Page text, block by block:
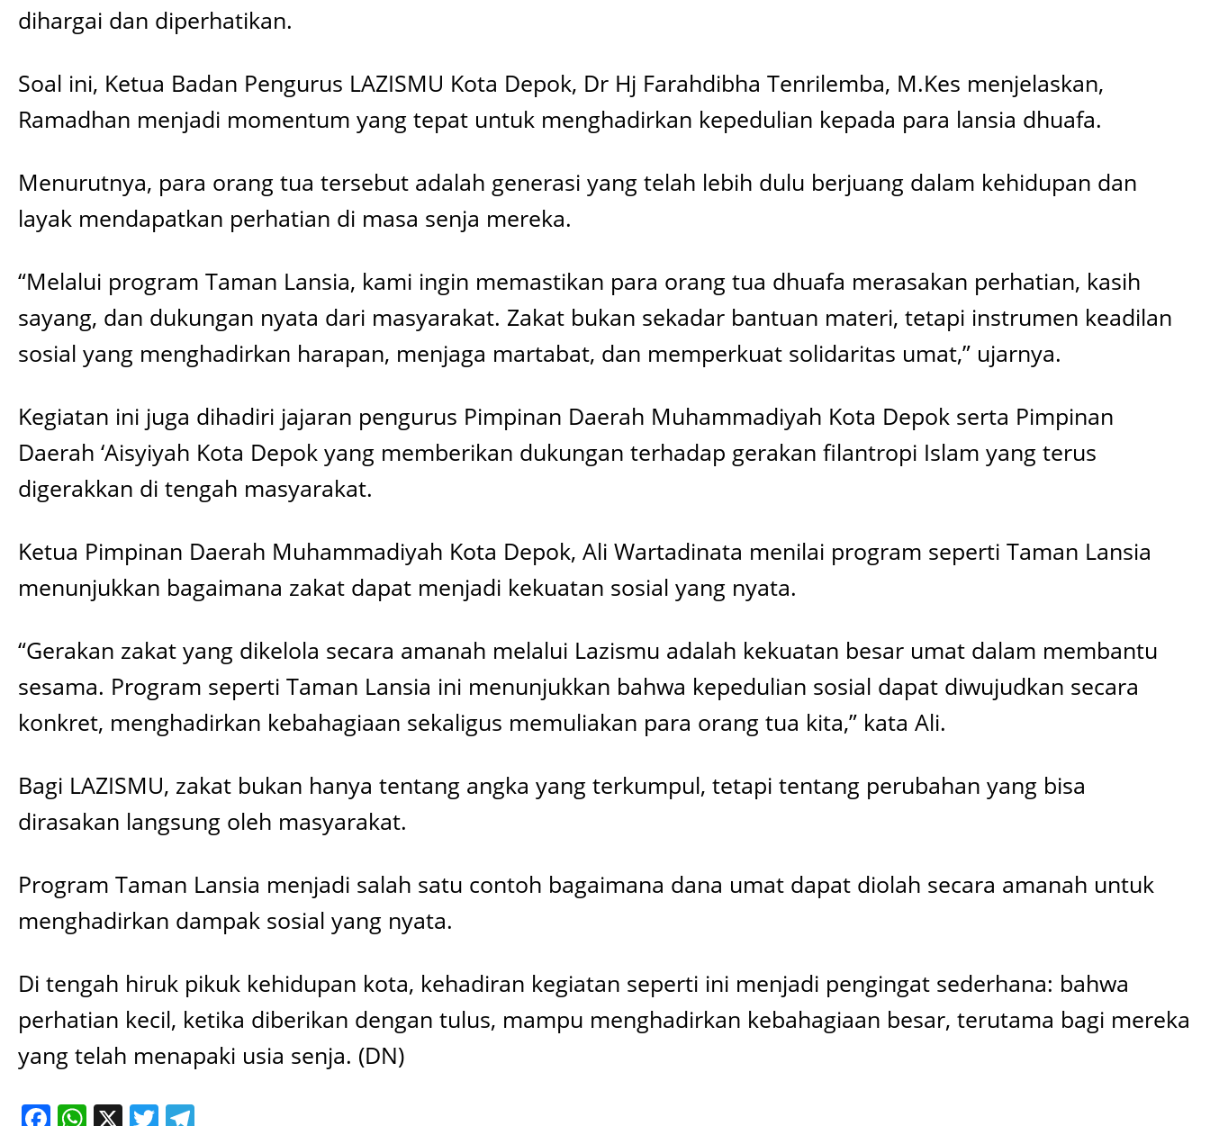
dihargai dan diperhatikan.
Soal ini, Ketua Badan Pengurus LAZISMU Kota Depok, Dr Hj Farahdibha Tenrilemba, M.Kes menjelaskan,
Ramadhan menjadi momentum yang tepat untuk menghadirkan kepedulian kepada para lansia dhuafa.
Menurutnya, para orang tua tersebut adalah generasi yang telah lebih dulu berjuang dalam kehidupan dan
layak mendapatkan perhatian di masa senja mereka.
“Melalui program Taman Lansia, kami ingin memastikan para orang tua dhuafa merasakan perhatian, kasih
sayang, dan dukungan nyata dari masyarakat. Zakat bukan sekadar bantuan materi, tetapi instrumen keadilan
sosial yang menghadirkan harapan, menjaga martabat, dan memperkuat solidaritas umat,” ujarnya.
Kegiatan ini juga dihadiri jajaran pengurus Pimpinan Daerah Muhammadiyah Kota Depok serta Pimpinan
Daerah ‘Aisyiyah Kota Depok yang memberikan dukungan terhadap gerakan filantropi Islam yang terus
digerakkan di tengah masyarakat.
Ketua Pimpinan Daerah Muhammadiyah Kota Depok, Ali Wartadinata menilai program seperti Taman Lansia
menunjukkan bagaimana zakat dapat menjadi kekuatan sosial yang nyata.
“Gerakan zakat yang dikelola secara amanah melalui Lazismu adalah kekuatan besar umat dalam membantu
sesama. Program seperti Taman Lansia ini menunjukkan bahwa kepedulian sosial dapat diwujudkan secara
konkret, menghadirkan kebahagiaan sekaligus memuliakan para orang tua kita,” kata Ali.
Bagi LAZISMU, zakat bukan hanya tentang angka yang terkumpul, tetapi tentang perubahan yang bisa
dirasakan langsung oleh masyarakat.
Program Taman Lansia menjadi salah satu contoh bagaimana dana umat dapat diolah secara amanah untuk
menghadirkan dampak sosial yang nyata.
Di tengah hiruk pikuk kehidupan kota, kehadiran kegiatan seperti ini menjadi pengingat sederhana: bahwa
perhatian kecil, ketika diberikan dengan tulus, mampu menghadirkan kebahagiaan besar, terutama bagi mereka
yang telah menapaki usia senja. (DN)